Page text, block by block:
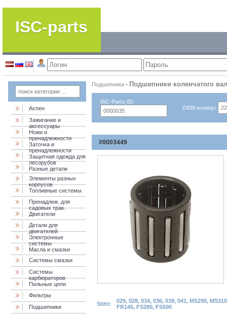
ISC-parts
Аспен
Зажигание и
аксессуары
Ножи и
пренадлежности
Заточка и
пренадлежности
Защитная одежда для
лесорубов
Разные детали
Элементы разных
корпусов
Топливные системы
Пренадлеж. для
садовых трак.
Двигатели
Детали для
двигателей
Электронные
системы
Масла и смазки
Cистемы смазки
Системы
карбюраторов
Пильные цепи
Фильтры
Подшипники
Подшипники - Подшипники коленчатого
ISC-Parts ID:
OEM номер:
#0003449
Stihl:
029, 028, 034, 036, 039, 041, MS290,
FR145, FS280, FS500